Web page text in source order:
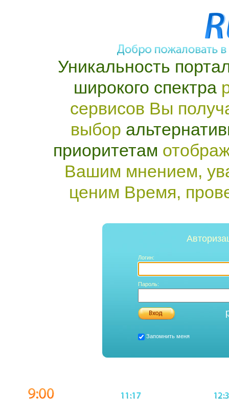
Уникальность
широкого спектра
сервисов Вы
выбор
приоритетам
Вашим мнением,
ценим Время,
Логин:
Пароль:
Запомнить меня